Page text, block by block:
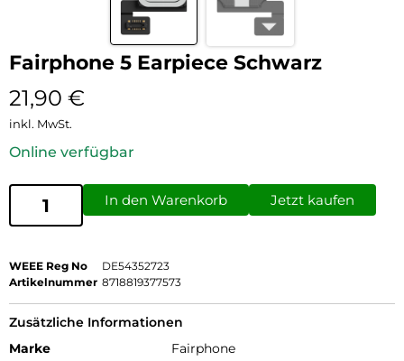
Fairphone 5 Earpiece Schwarz
21,90 €
inkl. MwSt.
Online verfügbar
In den Warenkorb Jetzt kaufen
WEEE Reg No
DE54352723
Artikelnummer 8718819377573
Zusätzliche Informationen
Marke
Fairphone